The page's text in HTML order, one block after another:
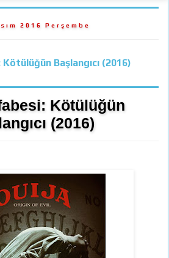
2016 Perşembe
Başlangıcı (2016)
Kötülüğün
(2016)